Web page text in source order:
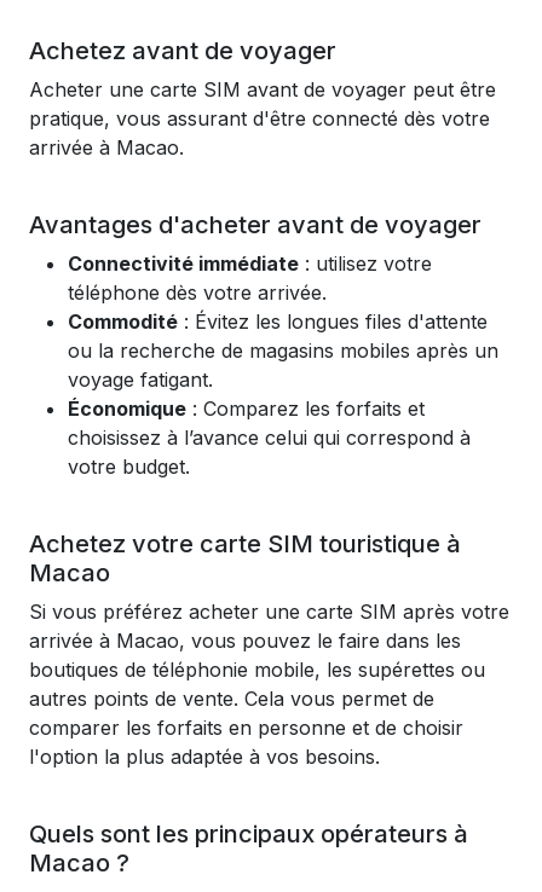
Achetez avant de voyager
Acheter une carte SIM avant de voyager peut être
pratique, vous assurant d'être connecté dès votre
arrivée à Macao.
Avantages d'acheter avant de voyager
Connectivité immédiate : utilisez votre
téléphone dès votre arrivée.
Commodité : Évitez les longues files d'attente
ou la recherche de magasins mobiles après un
voyage fatigant.
Économique : Comparez les forfaits et
choisissez à l’avance celui qui correspond à
votre budget.
Achetez votre carte SIM touristique à
Macao
Si vous préférez acheter une carte SIM après votre
arrivée à Macao, vous pouvez le faire dans les
boutiques de téléphonie mobile, les supérettes ou
autres points de vente. Cela vous permet de
comparer les forfaits en personne et de choisir
l'option la plus adaptée à vos besoins.
Quels sont les principaux opérateurs à
Macao ?